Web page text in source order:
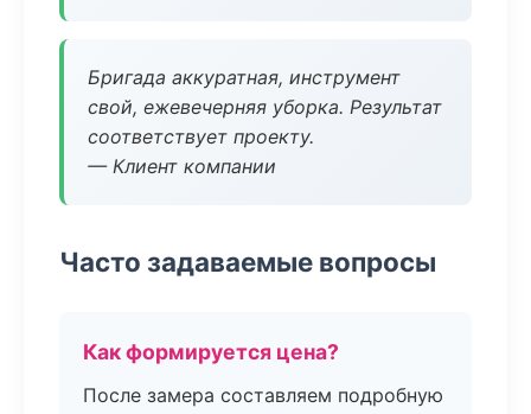
Бригада аккуратная, инструмент
свой, ежевечерняя уборка. Результат
соответствует проекту.
— Клиент компании
Часто задаваемые вопросы
Как формируется цена?
После замера составляем подробную